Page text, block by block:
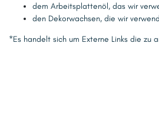
dem Arbeitsplattenöl, das wir
den Dekorwachsen, die wir
*Es handelt sich um Externe Links die zu